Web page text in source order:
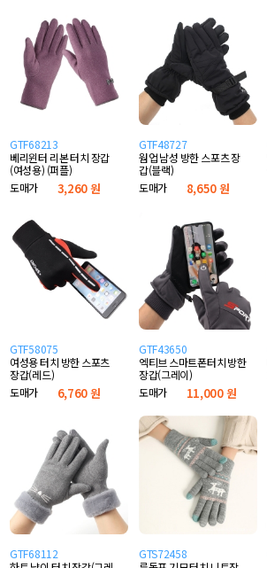
GTF68213
베리윈터 리본 터치 장갑
(여성용) (퍼플)
도매가
3,260 원
GTF48727
웜업 남성 방한 스포츠 장
갑(블랙)
도매가
8,650 원
GTF58075
여성용 터치 방한 스포츠
장갑(레드)
도매가
6,760 원
GTF43650
엑티브 스마트폰터치 방한
장갑(그레이)
도매가
11,000 원
GTF68112
GTS72458